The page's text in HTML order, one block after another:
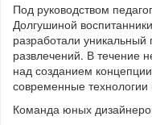
Под руководством
Долгушиной
разработали уникальный
развлечений. В течение
над созданием
современные технологии
Команда юных